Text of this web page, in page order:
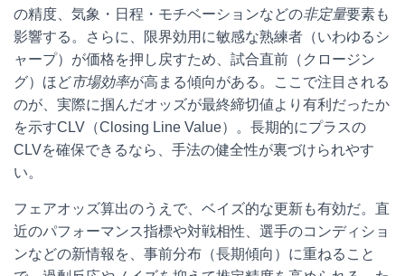
の精度、気象・日程・モチベーションなどの非定量要素も
影響する。さらに、限界効用に敏感な熟練者（いわゆるシ
ャープ）が価格を押し戻すため、試合直前（クロージン
グ）ほど市場効率が高まる傾向がある。ここで注目される
のが、実際に掴んだオッズが最終締切値より有利だったか
を示すCLV（Closing Line Value）。長期的にプラスの
CLVを確保できるなら、手法の健全性が裏づけられやす
い。
フェアオッズ算出のうえで、ベイズ的な更新も有効だ。直
近のパフォーマンス指標や対戦相性、選手のコンディショ
ンなどの新情報を、事前分布（長期傾向）に重ねること